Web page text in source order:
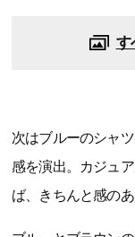
す
次はブルーのシャ
感を演出。カジュ
ば、きちんと感の